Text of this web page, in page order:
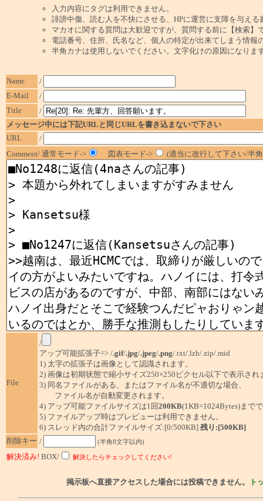
入力内容にタグは利用できません。
誹謗中傷、読む人を不快にさせる、HPに運営に支障を与え
マカオに関する質問は大歓迎ですが、質問する前に【検索】
電話番号、住所、氏名など、個人の特定が出来てしまう情報
半角カナは使用しないでください。文字化けの原因になりま
Name
/
E-Mail
/
Title
/
メッセージ中には下記URLと同じURLを書き込まないで下さい
URL
/
Comment/ 通常モード->
図表モード-> (適当に改行して下さい/半
File
/
アップ可能拡張子=> /.gif/.jpg/.jpeg/.png/.txt/.lzh/.zip/.mid
1) 太字の拡張子は画像として認識されます。
2) 画像は初期状態で縮小サイズ250×250ピクセル以下で表示され
3) 同名ファイルがある、またはファイル名が不適切な場合、
ファイル名が自動変更されます。
4) アップ可能ファイルサイズは1回200KB(1KB=1024Bytes)まで
5) ファイルアップ時はプレビューは利用できません。
6) スレッド内の合計ファイルサイズ:[0/500KB] 残り:[500KB]
削除キー / (半角8文字以内)
解決済み! BOX/ 解決したらチェックしてください!
掲示板へ直接アクセスした場合には投稿できません。 ト